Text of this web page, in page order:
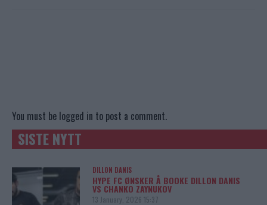
You must be logged in to post a comment.
SISTE NYTT
DILLON DANIS
HYPE FC ØNSKER Å BOOKE DILLON DANIS
VS CHANKO ZAYNUKOV
13 January, 2026 15:37